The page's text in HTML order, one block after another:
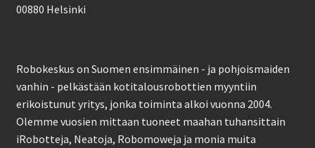
00880 Helsinki
Robokeskus on Suomen ensimmäinen - ja pohjoismaiden
vanhin - pelkästään kotitalousrobottien myyntiin
erikoistunut yritys, jonka toiminta alkoi vuonna 2004.
Olemme vuosien mittaan tuoneet maahan tuhansittain
iRobotteja, Neatoja, Robomoweja ja monia muita